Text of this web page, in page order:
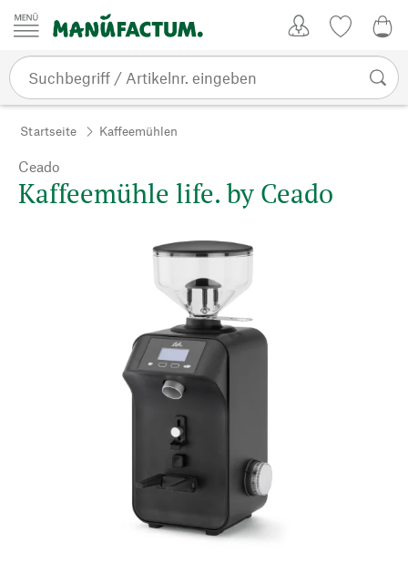
Zum Inhalt springen
Startseite Kaffeemühlen
Ceado
Kaffeemühle life. by Ceado